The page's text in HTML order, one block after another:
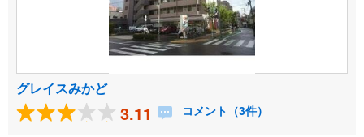
グレイスみかど
3.11 コメント（3件）